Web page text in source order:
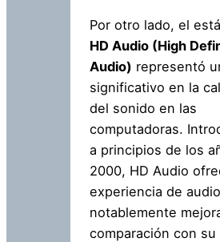
Por otro lado, el
HD Audio (High
Audio) representó
significativo en la
del sonido en las
computadoras.
a principios de los
2000, HD Audio
experiencia de audio
notablemente
comparación con su